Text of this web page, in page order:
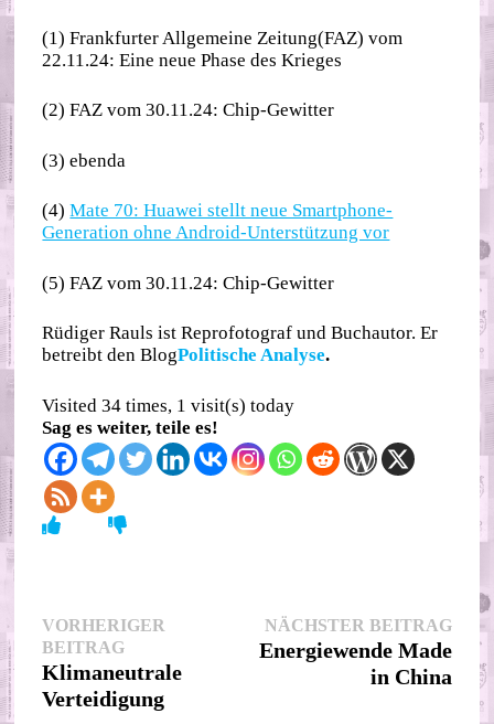
(1) Frankfurter Allgemeine Zeitung(FAZ) vom
22.11.24: Eine neue Phase des Krieges
(2) FAZ vom 30.11.24: Chip-Gewitter
(3) ebenda
(4)Mate 70: Huawei stellt neue Smartphone-
Generation ohne Android-Unterstützung vor
(5) FAZ vom 30.11.24: Chip-Gewitter
Rüdiger Rauls ist Reprofotograf und Buchautor. Er
betreibt den BlogPolitische Analyse.
Visited 34 times, 1 visit(s) today
Sag es weiter, teile es!
Beitragsnavigation
VORHERIGER
BEITRAGVorheriger
Beitrag:
Klimaneutrale
Verteidigung
NÄCHSTER BEITRAG
Energiewende Made
in China